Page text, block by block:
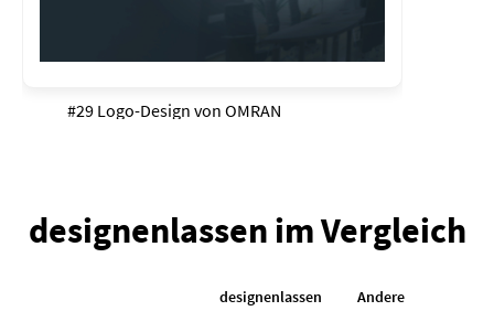
#29 Logo-Design von OMRAN
designenlassen im Vergleich
designenlassen
Andere